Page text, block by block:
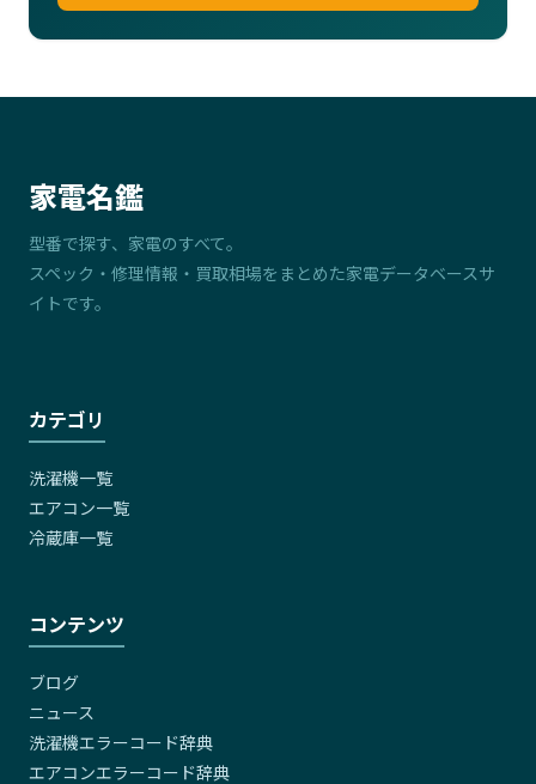
家電名鑑
型番で探す、家電のすべて。
スペック・修理情報・買取相場をまとめた家電データベースサ
イトです。
カテゴリ
洗濯機一覧
エアコン一覧
冷蔵庫一覧
コンテンツ
ブログ
ニュース
洗濯機エラーコード辞典
エアコンエラーコード辞典